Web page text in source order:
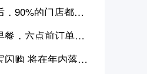
90%的门店都只
秀？
，六点前订单大
成“早餐带货王”
购 将在年内落地3